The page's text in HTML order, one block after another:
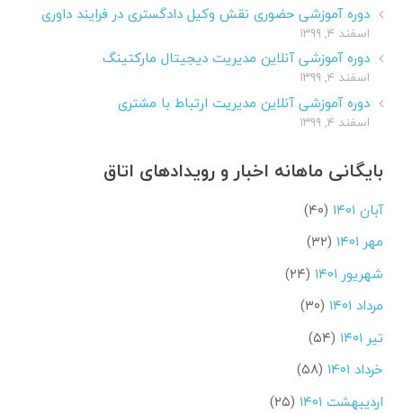
دوره آموزشی حضوری نقش وکیل دادگستری در فرایند داوری
اسفند ۴, ۱۳۹۹
دوره آموزشی آنلاین مدیریت دیجیتال مارکتینگ
اسفند ۴, ۱۳۹۹
دوره آموزشی آنلاین مدیریت ارتباط با مشتری
اسفند ۴, ۱۳۹۹
بایگانی ماهانه اخبار و رویدادهای اتاق
آبان ۱۴۰۱
(۴۰)
مهر ۱۴۰۱
(۳۲)
شهریور ۱۴۰۱
(۲۴)
مرداد ۱۴۰۱
(۳۰)
تیر ۱۴۰۱
(۵۴)
خرداد ۱۴۰۱
(۵۸)
اردیبهشت ۱۴۰۱
(۲۵)